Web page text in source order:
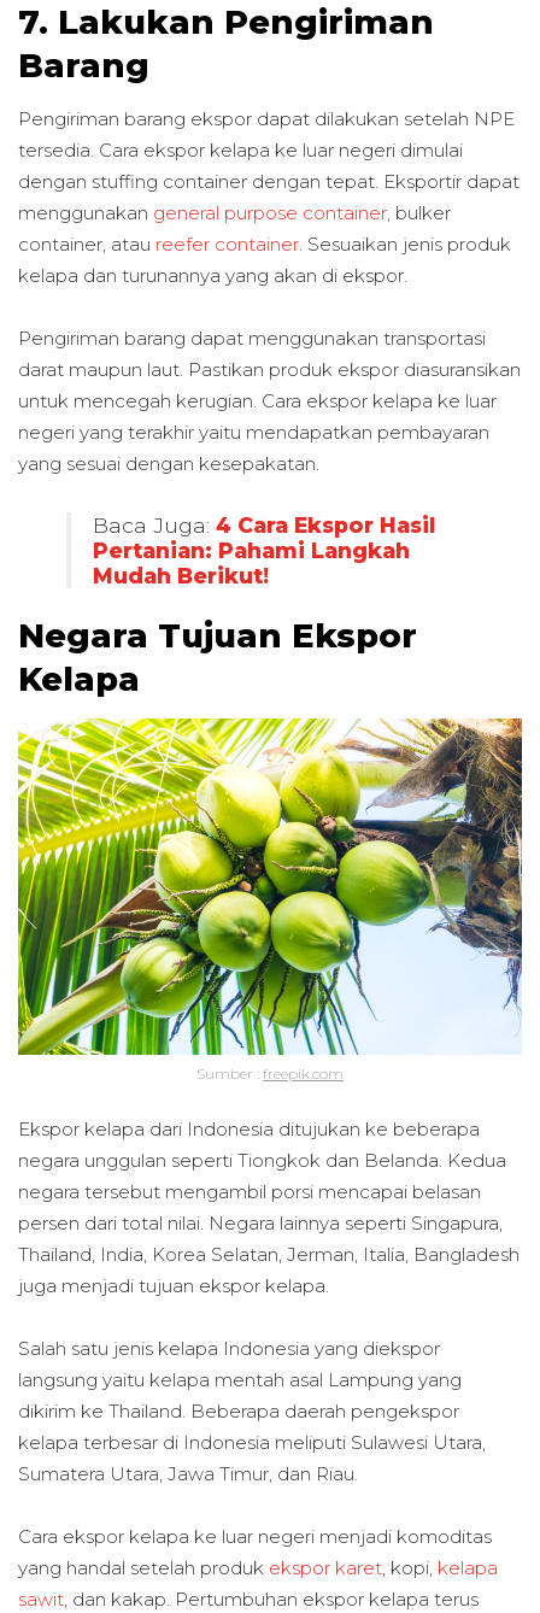
7. Lakukan Pengiriman
Barang
Pengiriman barang ekspor dapat dilakukan setelah NPE
tersedia. Cara ekspor kelapa ke luar negeri dimulai
dengan stuffing container dengan tepat. Eksportir dapat
menggunakan general purpose container, bulker
container, atau reefer container. Sesuaikan jenis produk
kelapa dan turunannya yang akan di ekspor.
Pengiriman barang dapat menggunakan transportasi
darat maupun laut. Pastikan produk ekspor diasuransikan
untuk mencegah kerugian. Cara ekspor kelapa ke luar
negeri yang terakhir yaitu mendapatkan pembayaran
yang sesuai dengan kesepakatan.
Baca Juga: 4 Cara Ekspor Hasil
Pertanian: Pahami Langkah
Mudah Berikut!
Negara Tujuan Ekspor
Kelapa
Sumber : freepik.com
Ekspor kelapa dari Indonesia ditujukan ke beberapa
negara unggulan seperti Tiongkok dan Belanda. Kedua
negara tersebut mengambil porsi mencapai belasan
persen dari total nilai. Negara lainnya seperti Singapura,
Thailand, India, Korea Selatan, Jerman, Italia, Bangladesh
juga menjadi tujuan ekspor kelapa.
Salah satu jenis kelapa Indonesia yang diekspor
langsung yaitu kelapa mentah asal Lampung yang
dikirim ke Thailand. Beberapa daerah pengekspor
kelapa terbesar di Indonesia meliputi Sulawesi Utara,
Sumatera Utara, Jawa Timur, dan Riau.
Cara ekspor kelapa ke luar negeri menjadi komoditas
yang handal setelah produk ekspor karet, kopi, kelapa
sawit, dan kakap. Pertumbuhan ekspor kelapa terus